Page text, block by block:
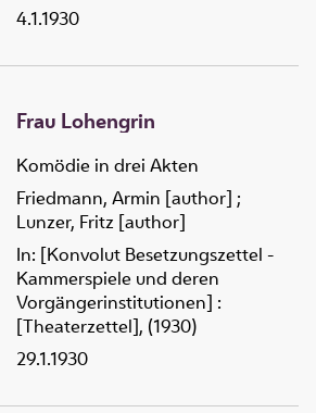
4.1.1930
Frau Lohengrin
Komödie in drei Akten
Friedmann, Armin [author] ;
Lunzer, Fritz [author]
In: [Konvolut Besetzungszettel -
Kammerspiele und deren
Vorgängerinstitutionen] :
[Theaterzettel], (1930)
29.1.1930